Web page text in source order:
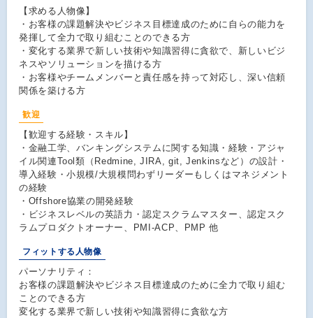
【求める人物像】
・お客様の課題解決やビジネス目標達成のために自らの能力を
発揮して全力で取り組むことのできる方
・変化する業界で新しい技術や知識習得に貪欲で、新しいビジ
ネスやソリューションを描ける方
・お客様やチームメンバーと責任感を持って対応し、深い信頼
関係を築ける方
歓迎
【歓迎する経験・スキル】
・金融工学、バンキングシステムに関する知識・経験・アジャ
イル関連Tool類（Redmine, JIRA, git, Jenkinsなど）の設計・
導入経験・小規模/大規模問わずリーダーもしくはマネジメント
の経験
・Offshore協業の開発経験
・ビジネスレベルの英語力・認定スクラムマスター、認定スク
ラムプロダクトオーナー、PMI-ACP、PMP 他
フィットする人物像
パーソナリティ：
お客様の課題解決やビジネス目標達成のために全力で取り組む
ことのできる方
変化する業界で新しい技術や知識習得に貪欲な方